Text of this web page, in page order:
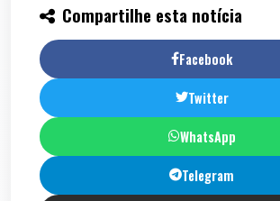
Compartilhe esta notícia
Facebook
Twitter
WhatsApp
Telegram